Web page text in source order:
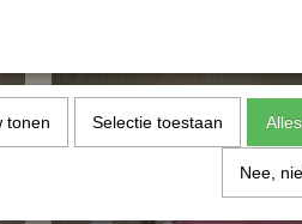
tonen Selectie toestaan
Nee,